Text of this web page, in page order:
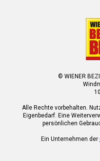
© WIENER
Alle Rechte vorbehalten.
Eigenbedarf. Eine
persönlichen
Ein Unternehmen der